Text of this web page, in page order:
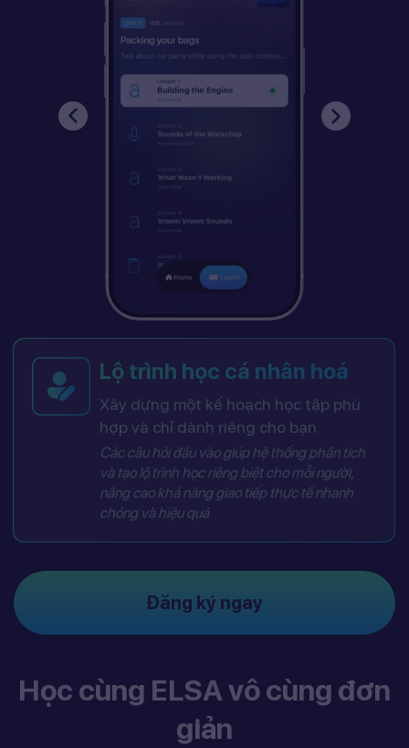
Lộ trình học cá nhân hoá
Xây dựng một kế hoạch học tập phù
hợp và chỉ dành riêng cho bạn
Các câu hỏi đầu vào giúp hệ thống phân tích
và tạo lộ trình học riêng biệt cho mỗi người,
nâng cao khả năng giao tiếp thực tế nhanh
chóng và hiệu quả
Đăng ký ngay
Học cùng ELSA vô cùng đơn
giản